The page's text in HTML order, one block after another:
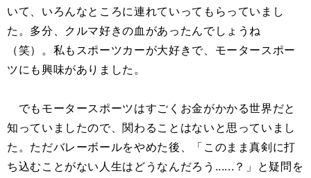
いて、いろんなところに連れていってもらっていまし
た。多分、クルマ好きの血があったんでしょうね
（笑）。私もスポーツカーが大好きで、モータースポー
ツにも興味がありました。
でもモータースポーツはすごくお金がかかる世界だと
知っていましたので、関わることはないと思っていまし
た。ただバレーボールをやめた後、「このまま真剣に打
ち込むことがない人生はどうなんだろう......？」と疑問を